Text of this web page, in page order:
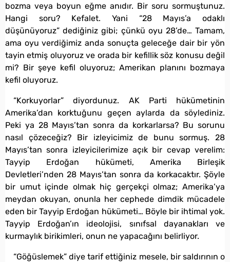
bozma veya boyun eğme anıdır. Bir soru sormuştunuz.
Hangi soru? Kefalet. Yani “28 Mayıs’a odaklı
düşünüyoruz” dediğiniz gibi; çünkü oyu 28’de… Tamam,
ama oyu verdiğimiz anda sonuçta geleceğe dair bir yön
tayin etmiş oluyoruz ve orada bir kefillik söz konusu değil
mi? Bir şeye kefil oluyoruz; Amerikan planını bozmaya
kefil oluyoruz.
“Korkuyorlar” diyordunuz. AK Parti hükümetinin
Amerika’dan korktuğunu geçen aylarda da söylediniz.
Peki ya 28 Mayıs’tan sonra da korkarlarsa? Bu sorunu
nasıl çözeceğiz? Bir izleyicimiz de bunu sormuş. 28
Mayıs’tan sonra izleyicilerimize açık bir cevap verelim:
Tayyip Erdoğan hükümeti, Amerika Birleşik
Devletleri’nden 28 Mayıs’tan sonra da korkacaktır. Şöyle
bir umut içinde olmak hiç gerçekçi olmaz; Amerika’ya
meydan okuyan, onunla her cephede dimdik mücadele
eden bir Tayyip Erdoğan hükümeti… Böyle bir ihtimal yok.
Tayyip Erdoğan’ın ideolojisi, sınıfsal dayanakları ve
kurmaylık birikimleri, onun ne yapacağını belirliyor.
“Göğüslemek” diye tarif ettiğiniz mesele, bir saldırının o